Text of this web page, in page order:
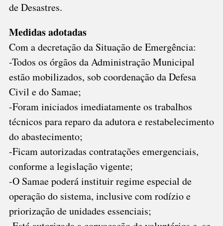
de Desastres.
Medidas adotadas
Com a decretação da Situação de Emergência:
-Todos os órgãos da Administração Municipal
estão mobilizados, sob coordenação da Defesa
Civil e do Samae;
-Foram iniciados imediatamente os trabalhos
técnicos para reparo da adutora e restabelecimento
do abastecimento;
-Ficam autorizadas contratações emergenciais,
conforme a legislação vigente;
-O Samae poderá instituir regime especial de
operação do sistema, inclusive com rodízio e
priorização de unidades essenciais;